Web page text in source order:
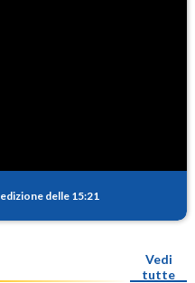
edizione delle 15:21
Vedi
tutte